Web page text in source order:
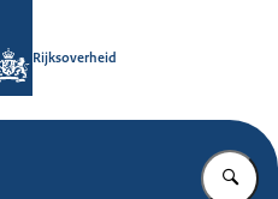
Rijksoverheid